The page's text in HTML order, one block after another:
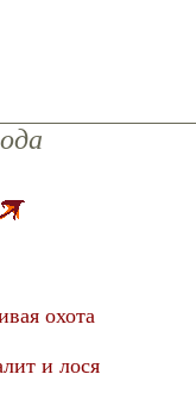
охота
и лося